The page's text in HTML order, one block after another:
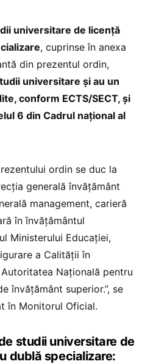
universitare de licență
, cuprinse în anexa
din prezentul ordin,
universitare și au un
conform ECTS/SECT, și
6 din Cadrul național al
ordin se duc la
generală învățământ
management, carieră
în învățământul
Ministerului Educației,
a Calității în
Națională pentru
învățământ superior.”, se
în Monitorul Oficial.
studii universitare de
dublă specializare: